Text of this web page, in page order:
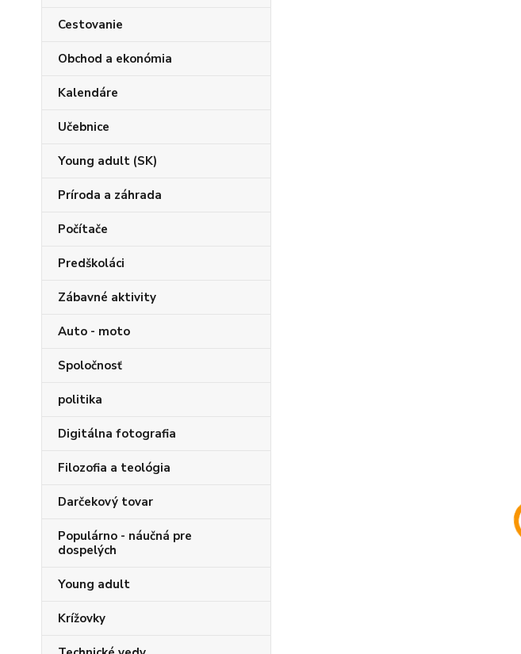
Cestovanie
Obchod a ekonómia
Kalendáre
Učebnice
Young adult (SK)
Príroda a záhrada
Počítače
Predškoláci
Zábavné aktivity
Auto - moto
Spoločnosť
politika
Digitálna fotografia
Filozofia a teológia
Darčekový tovar
Populárno - náučná pre
dospelých
Young adult
Krížovky